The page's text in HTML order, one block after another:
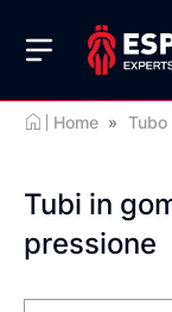
Home » Tubo
Tubi in
pressione